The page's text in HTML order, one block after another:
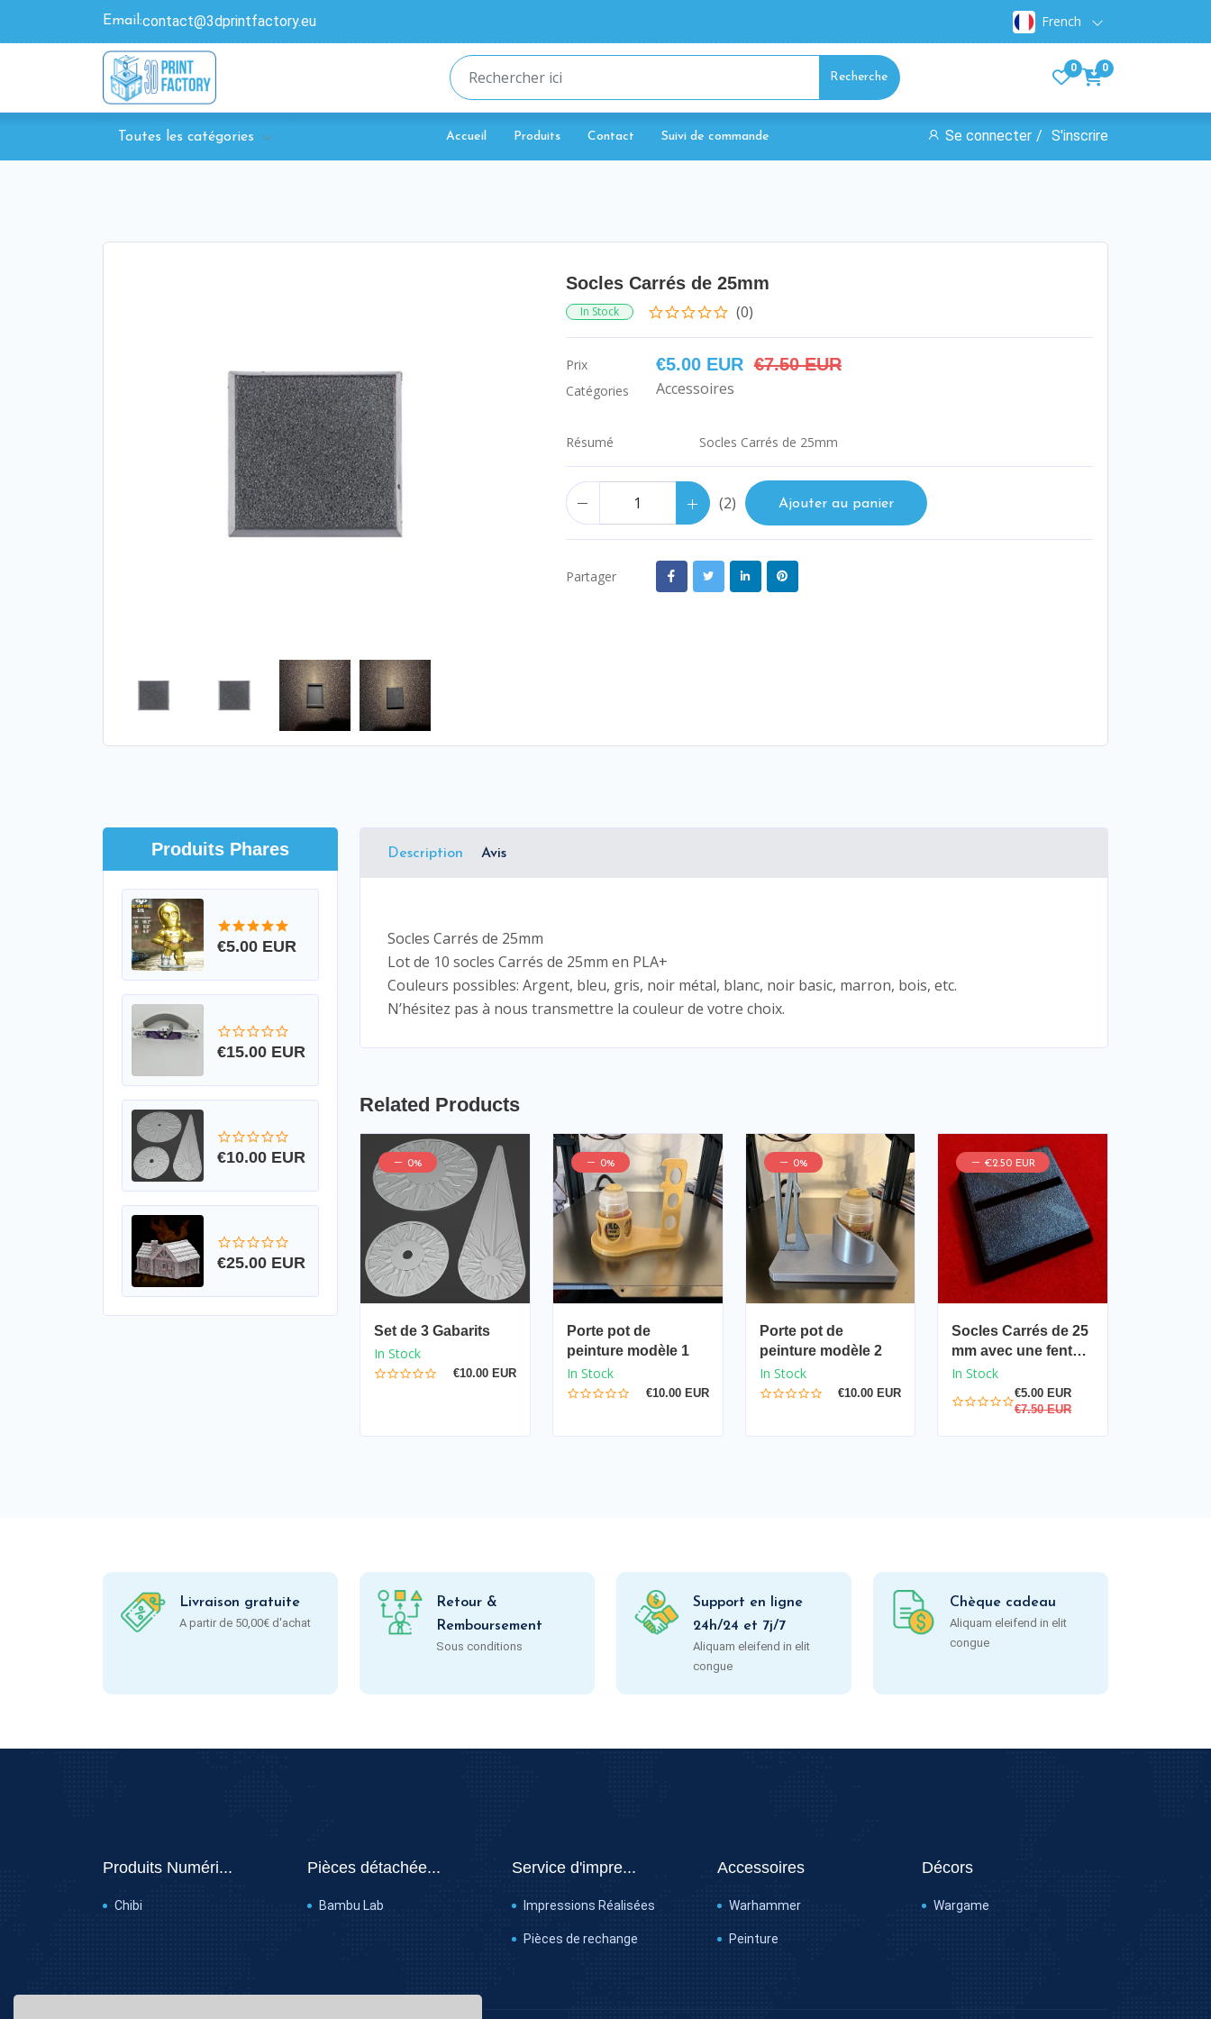
Email:contact@3dprintfactory.eu French
Recherche
0 0
Toutes les catégories Accueil Produits Contact Suivi de commande Se connecter S'inscrire
Socles Carrés de 25mm
In Stock (0)
Prix €5.00 EUR€7.50 EUR
Catégories Accessoires
Résumé Socles Carrés de 25mm
(2) Ajouter au panier
Partager
Produits Phares
€5.00 EUR
€15.00 EUR
€10.00 EUR
€25.00 EUR
Description Avis
Socles Carrés de 25mm
Lot de 10 socles Carrés de 25mm en PLA+
Couleurs possibles: Argent, bleu, gris, noir métal, blanc, noir basic, marron, bois, etc.
N’hésitez pas à nous transmettre la couleur de votre choix.
Related Products
0%
Set de 3 Gabarits
In Stock
€10.00 EUR
0%
Porte pot de
peinture modèle 1
In Stock
€10.00 EUR
0%
Porte pot de
peinture modèle 2
In Stock
€10.00 EUR
€2.50 EUR
Socles Carrés de 25
mm avec une fente
droite de 18 mm
In Stock
€5.00 EUR
€7.50 EUR
Livraison gratuite
A partir de 50,00€ d'achat
Retour &
Remboursement
Sous conditions
Support en ligne
24h/24 et 7j/7
Aliquam eleifend in elit
congue
Chèque cadeau
Aliquam eleifend in elit
congue
Produits Numéri...
Chibi
Pièces détachée...
Bambu Lab
Service d'impre...
Impressions Réalisées
Pièces de rechange
Accessoires
Warhammer
Peinture
Décors
Wargame